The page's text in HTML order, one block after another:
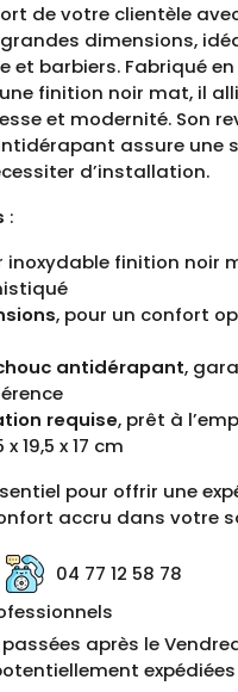
de votre clientèle
dimensions,
et barbiers. Fabriqué
finition noir mat, il
et modernité. Son
assure une
d’installation.
:
inoxydable finition noir
, pour un confort
antidérapant,
requise, prêt à
x 19,5 x 17 cm
pour offrir une
accru dans votre
04 77 12 58 78
après le